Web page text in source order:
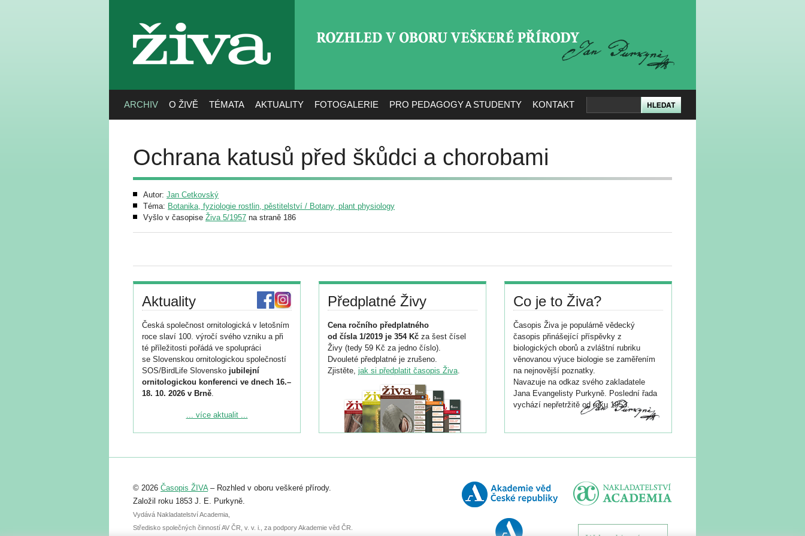
živa
ARCHIV O ŽIVĚ TÉMATA AKTUALITY FOTOGALERIE PRO PEDAGOGY A STUDENTY KONTAKT
Ochrana katusů před škůdci a chorobami
Autor: Jan Cetkovský
Téma: Botanika, fyziologie rostlin, pěstitelství / Botany, plant physiology
Vyšlo v časopise Živa 5/1957 na straně 186
Aktuality
Česká společnost ornitologická v letošním
roce slaví 100. výročí svého vzniku a při
té příležitosti pořádá ve spolupráci
se Slovenskou ornitologickou společností
SOS/BirdLife Slovensko jubilejní
ornitologickou konferenci ve dnech 16.–
18. 10. 2026 v Brně.
Podrobnější informace ke konferenci
Registrovat se můžete do 6. září.
abstraktu přihlášené přednášky nebo
posteru je už 30. června.
... více aktualit ...
Předplatné Živy
Cena ročního předplatného
od čísla 1/2019 je 354 Kč za šest čísel
Živy (tedy 59 Kč za jedno číslo).
Dvouleté předplatné je zrušeno.
Zjistěte, jak si předplatit časopis Živa.
Co je to Živa?
Časopis Živa je populárně vědecký
časopis přinášející příspěvky z
biologických oborů a zvláštní rubriku
věnovanou výuce biologie se zaměřením
na nejnovější poznatky.
Navazuje na odkaz svého zakladatele
Jana Evangelisty Purkyně. Poslední řada
vychází nepřetržitě od roku 1953.
© 2026 Časopis ŽIVA– Rozhled v oboru veškeré přírody.
Založil roku 1853 J. E. Purkyně.
Vydává Nakladatelství Academia,
Středisko společných činností AV ČR, v. v. i., za podpory Akademie věd ČR.